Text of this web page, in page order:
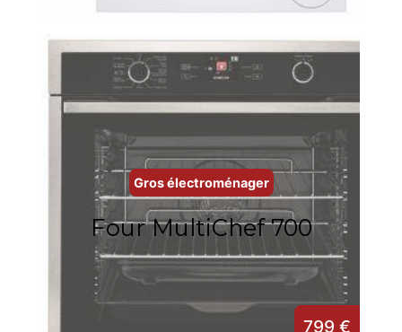
Gros électroménager
799 €
Four MultiChef 700